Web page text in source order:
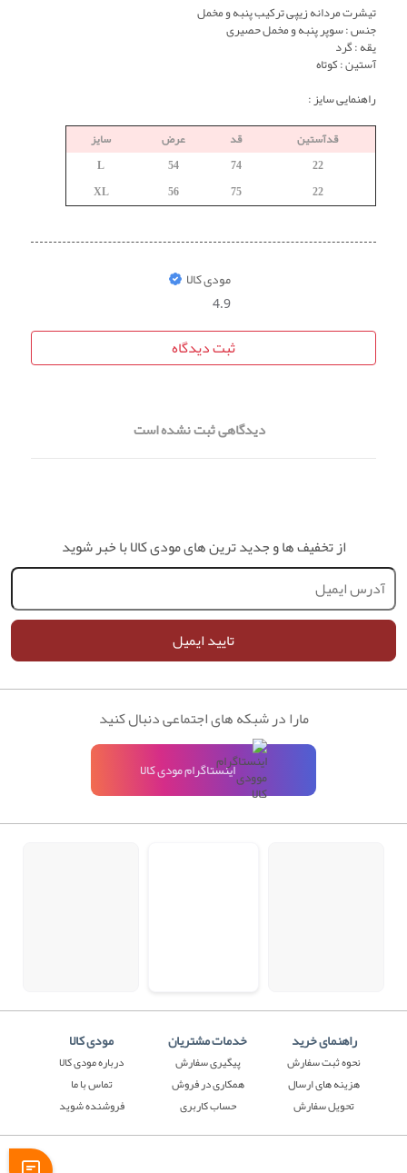
تیشرت مردانه زیپی ترکیب پنبه و مخمل
جنس : سوپر پنبه و مخمل حصیری
یقه : گرد
آستین : کوتاه
راهنمایی سایز :
قدآستین قد عرض
سایز
22
74
54
L
22
75
56
XL
مودی کالا
4.9
ثبت دیدگاه
دیدگاهی ثبت نشده است
از تخفیف ها و جدید ترین های مودی کالا با خبر شوید
تایید ایمیل
مارا در شبکه های اجتماعی دنبال کنید
اینستاگرام مودی کالا
راهنمای خرید
نحوه ثبت سفارش
هزینه های ارسال
تحویل سفارش
خدمات مشتریان
پیگیری سفارش
همکاری در فروش
حساب کاربری
مودی کالا
درباره مودی کالا
تماس با ما
فروشنده شوید